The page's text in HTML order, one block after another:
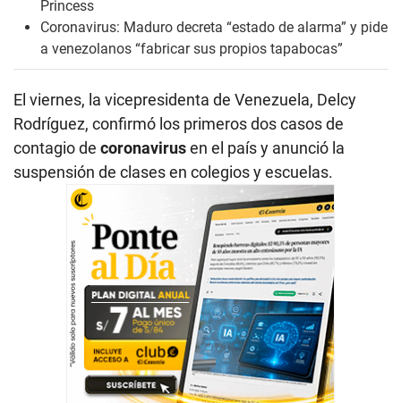
Princess
Coronavirus: Maduro decreta “estado de alarma” y pide
a venezolanos “fabricar sus propios tapabocas”
El viernes, la vicepresidenta de Venezuela, Delcy
Rodríguez, confirmó los primeros dos casos de
contagio de coronavirusen el país y anunció la
suspensión de clases en colegios y escuelas.